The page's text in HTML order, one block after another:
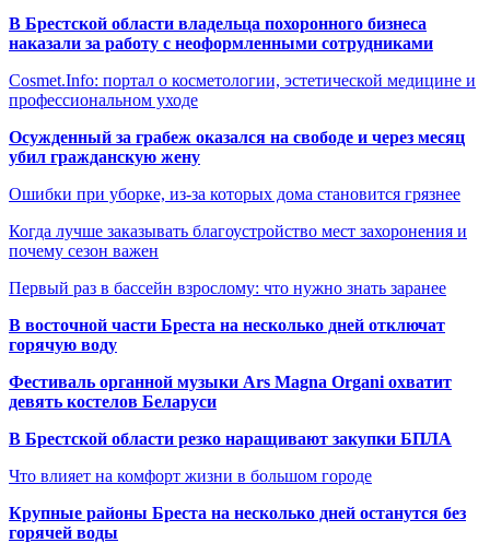
В Брестской области владельца похоронного бизнеса
наказали за работу с неоформленными сотрудниками
Cosmet.Info: портал о косметологии, эстетической медицине и
профессиональном уходе
Осужденный за грабеж оказался на свободе и через месяц
убил гражданскую жену
Ошибки при уборке, из-за которых дома становится грязнее
Когда лучше заказывать благоустройство мест захоронения и
почему сезон важен
Первый раз в бассейн взрослому: что нужно знать заранее
В восточной части Бреста на несколько дней отключат
горячую воду
Фестиваль органной музыки Ars Magna Organi охватит
девять костелов Беларуси
В Брестской области резко наращивают закупки БПЛА
Что влияет на комфорт жизни в большом городе
Крупные районы Бреста на несколько дней останутся без
горячей воды